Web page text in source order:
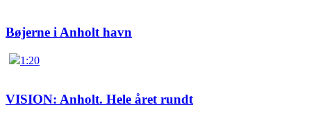
Bøjerne i Anholt havn
1:20
VISION: Anholt. Hele året rundt